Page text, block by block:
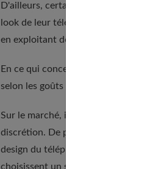
D'ailleurs, certains utilisateurs
look de leur téléphone à leur guise.
en exploitant de nombreuses et
En ce qui concerne la couleur, il est
selon les goûts et les préférences de
Sur le marché, il existe également
discrétion. De plus, la plupart des
design du téléphone ? Est-ce qu'elle
choisissent un smartphone pour son